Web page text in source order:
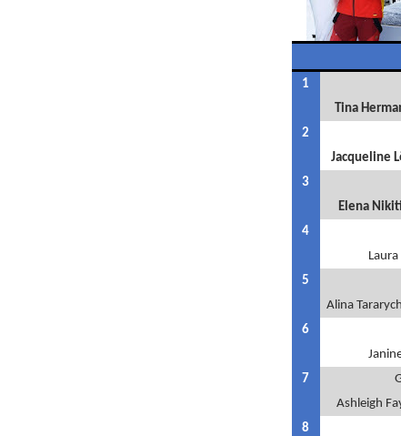
1
Tina
2
Jacqueline
3
Elena
4
5
Alina
6
7
Ashleigh
8